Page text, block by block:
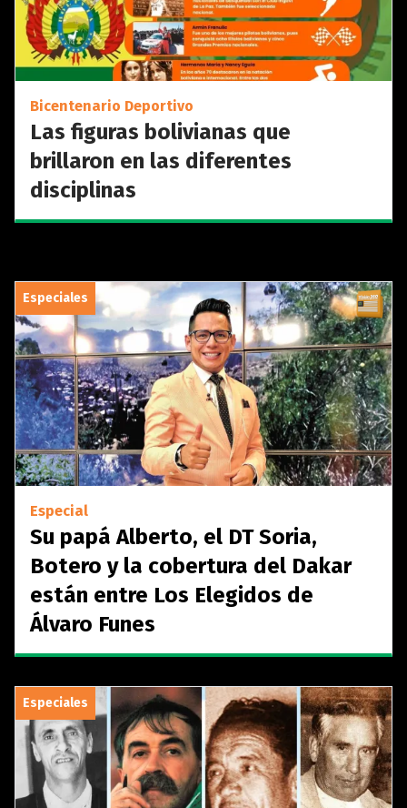
Bicentenario Deportivo
Las figuras bolivianas que
brillaron en las diferentes
disciplinas
Especiales
Especial
Su papá Alberto, el DT Soria,
Botero y la cobertura del Dakar
están entre Los Elegidos de
Álvaro Funes
Especiales